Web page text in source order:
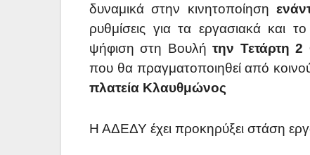
δυναμικά στην κινητοποίηση
ρυθμίσεις για τα εργασιακά και
ψήφιση στη Βουλήτην Τετάρτη
που θα πραγματοποιηθεί από
πλατεία Κλαυθμώνος
Η ΑΔΕΔΥ έχει προκηρύξει στάση